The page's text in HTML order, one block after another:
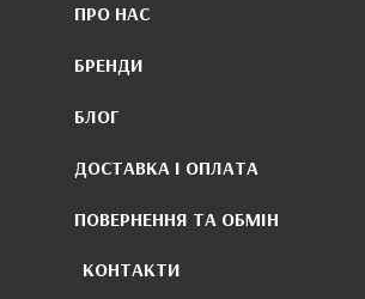
ПРО НАС
БРЕНДИ
БЛОГ
ДОСТАВКА І ОПЛАТА
ПОВЕРНЕННЯ ТА ОБМІН
КОНТАКТИ